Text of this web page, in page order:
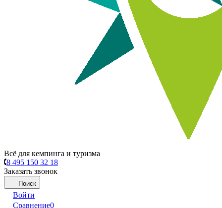
Всё для кемпинга и туризма
8 495 150 32 18
Заказать звонок
Поиск
Войти
Сравнение0